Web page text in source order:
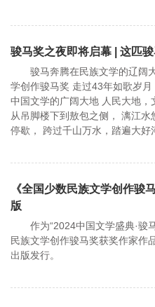
骏马奖之夜即将启幕 | 这匹
骏马奔腾在民族文学的辽阔
学创作骏马奖 走过43年如歌岁
中国文学的广阔大地 人民大地，
从吊脚楼下到敖包之侧， 漓江
停歇， 跨过千山万水，踏遍大好
《全国少数民族文学创作骏
版
作为“2024中国文学盛典·骏
民族文学创作骏马奖获奖作家作
出版发行。